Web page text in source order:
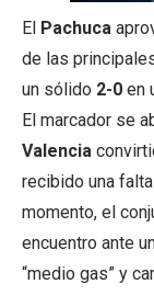
El Pachuca
de las
un sólido 2-0 en
El marcador se
Valencia
recibido una
momento, el
encuentro ante
“medio gas” y